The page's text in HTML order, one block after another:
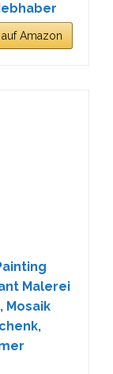
auf Amazon
Malerei
Mosaik